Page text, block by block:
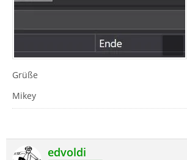
Grüße
Mikey
edvoldi